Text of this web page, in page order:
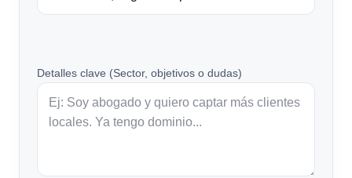
Detalles clave (Sector, objetivos o dudas)